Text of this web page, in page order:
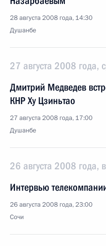
28 августа 2008 года, 14:30
Душанбе
27 августа 2008 года,
Дмитрий Медведев
КНР Ху Цзиньтао
27 августа 2008 года, 17:00
Душанбе
26 августа 2008 года,
Интервью
26 августа 2008 года, 23:00
Сочи